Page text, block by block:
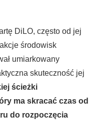
DiLO, często od jej
środowisk
umiarkowany
skuteczność jej
ścieżki
ma skracać czas od
do rozpoczęcia